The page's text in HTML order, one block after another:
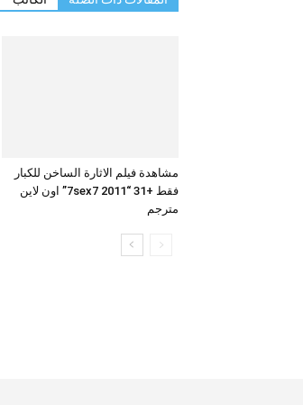
مشاهدة فيلم الاثارة الساخن للكبار
فقط +31 “7sex7 2011” اون لاين
مترجم